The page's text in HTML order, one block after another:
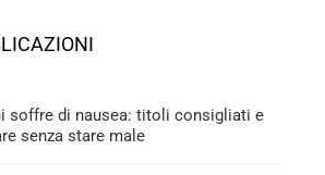
soffre di nausea: titoli consigliati e
senza stare male